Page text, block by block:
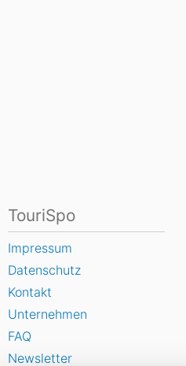
TouriSpo
Impressum
Datenschutz
Kontakt
Unternehmen
FAQ
Newsletter